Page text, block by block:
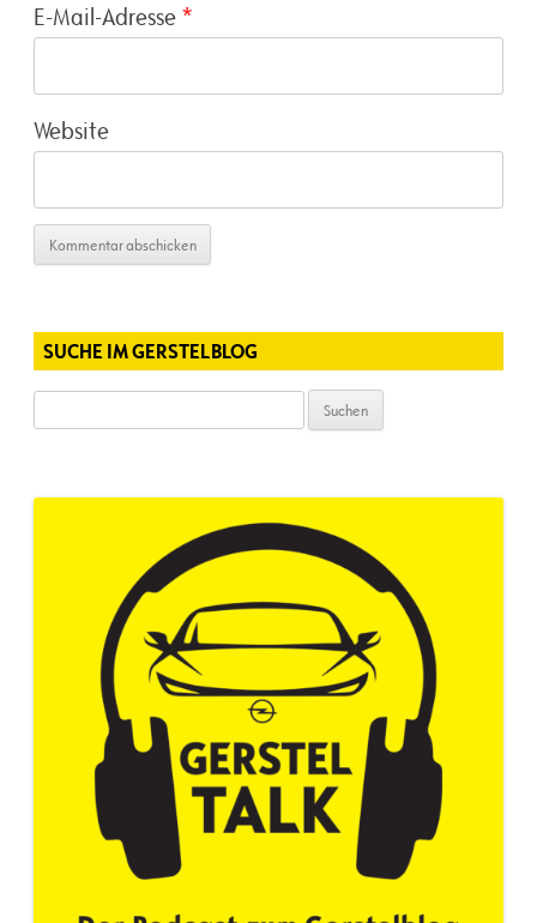
E-Mail-Adresse *
Website
SUCHE IM GERSTELBLOG